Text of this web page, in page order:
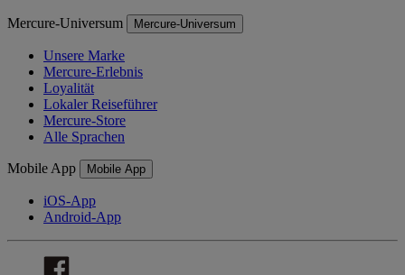
Mercure-Universum Mercure-Universum
Unsere Marke
Mercure-Erlebnis
Loyalität
Lokaler Reiseführer
Mercure-Store
Alle Sprachen
Mobile App Mobile App
iOS-App
Android-App